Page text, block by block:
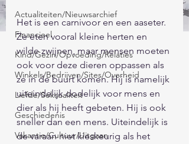
Actualiteiten/Nieuwsarchief
Financieel
Kind/Gezin/Opvoeding/Relaties
Winkels/Bedrijven/Sites/Overheid
Liefde/Seksualiteit
Geschiedenis
Vakantie/Cultuur/Uitgaan
Het is een carnivoor en een aaseter.
Ze eten vooral kleine herten en
wilde zwijnen, maar mensen moeten
ook voor deze dieren oppassen als
ze in de buurt komen. Hij is namelijk
uiteindelijk dodelijk voor mens en
dier als hij heeft gebeten. Hij is ook
sneller dan een mens. Uiteindelijk is
de varaan niet kieskeurig als het